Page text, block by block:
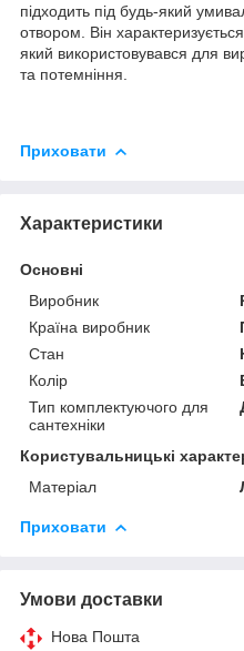
підходить під будь-який
отвором. Він
який використовувався для
та потемніння.
Приховати
Характеристики
Основні
Виробник
Країна виробник
Стан
Колір
Тип комплектуючого для
сантехніки
Користувальницькі
Матеріал
Приховати
Умови доставки
Нова Пошта